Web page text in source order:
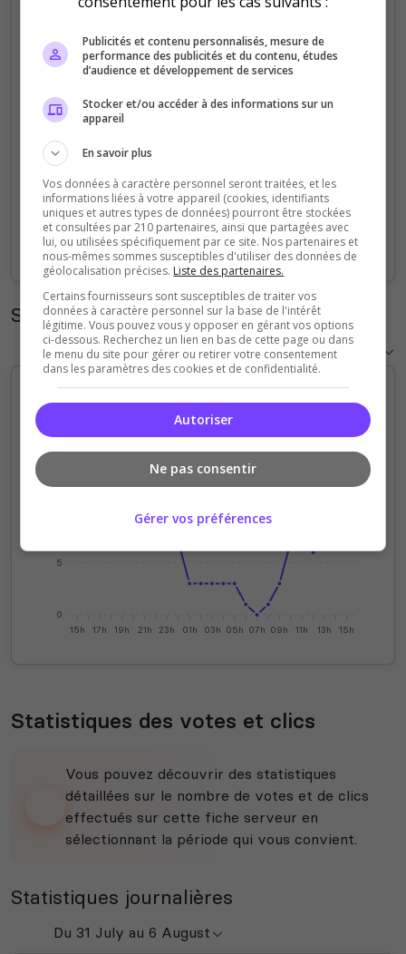
0
10
Sep Oct Nov Dec Jan Feb Mar Apr May Jun Jul Aug
Statistiques horaires
0
5
20
15h 17h 19h 21h 23h 01h 03h 05h 07h 09h 11h 13h 15h
Statistiques des votes et clics
Vous pouvez découvrir des statistiques
détaillées sur le nombre de votes et de clics
effectués sur cette fiche serveur en
sélectionnant la période qui vous convient.
Statistiques journalières
Publicités et contenu personnalisés, mesure de
performance des publicités et du contenu, études
d’audience et développement de services
Stocker et/ou accéder à des informations sur un
appareil
En savoir plus
Vos données à caractère personnel seront traitées, et les
informations liées à votre appareil (cookies, identifiants
uniques et autres types de données) pourront être stockées
et consultées par 210 partenaires, ainsi que partagées avec
lui, ou utilisées spécifiquement par ce site. Nos partenaires et
nous-mêmes sommes susceptibles d'utiliser des données de
géolocalisation précises. Liste des partenaires.
Certains fournisseurs sont susceptibles de traiter vos
données à caractère personnel sur la base de l'intérêt
légitime. Vous pouvez vous y opposer en gérant vos options
ci-dessous. Recherchez un lien en bas de cette page ou dans
le menu du site pour gérer ou retirer votre consentement
dans les paramètres des cookies et de confidentialité.
Autoriser
Ne pas consentir
Gérer vos préférences